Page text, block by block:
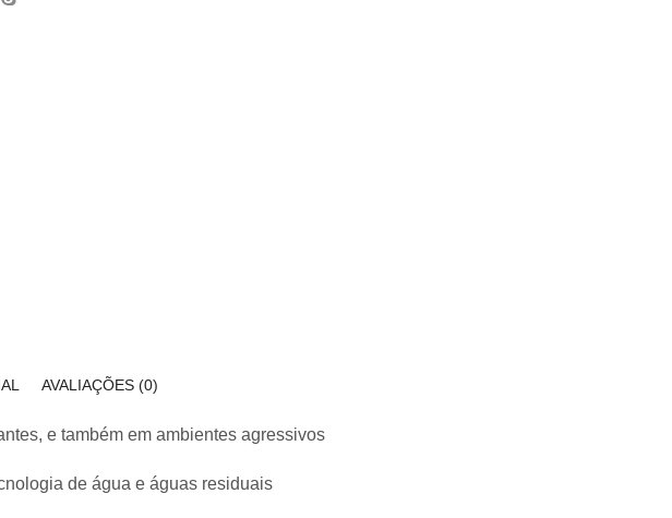
AVALIAÇÕES (0)
e também em ambientes agressivos
de água e águas residuais